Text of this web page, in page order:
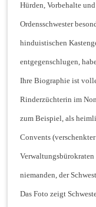
Hürden, Vorbehalte
Ordensschwester
hinduistischen
entgegenschlugen,
Ihre Biographie ist
Rinderzüchterin im
zum Beispiel, als
Convents
niemanden, der
Das Foto zeigt